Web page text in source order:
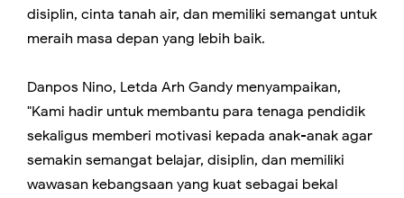
disiplin, cinta tanah air, dan memiliki semangat untuk
meraih masa depan yang lebih baik.
‎Danpos Nino, Letda Arh Gandy menyampaikan,
"Kami hadir untuk membantu para tenaga pendidik
sekaligus memberi motivasi kepada anak-anak agar
semakin semangat belajar, disiplin, dan memiliki
wawasan kebangsaan yang kuat sebagai bekal